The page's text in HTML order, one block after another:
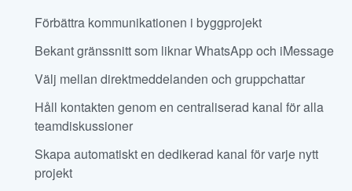
Förbättra kommunikationen i byggprojekt
Bekant gränssnitt som liknar WhatsApp och iMessage
Välj mellan direktmeddelanden och gruppchattar
Håll kontakten genom en centraliserad kanal för alla
teamdiskussioner
Skapa automatiskt en dedikerad kanal för varje nytt
projekt